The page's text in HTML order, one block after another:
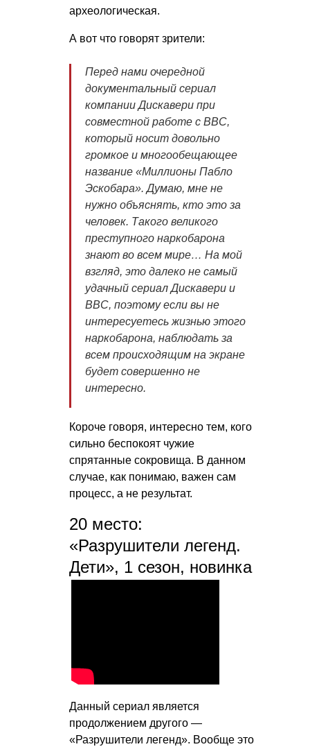
археологическая.
А вот что говорят зрители:
Перед нами очередной
документальный сериал
компании Дискавери при
совместной работе с ВВС,
который носит довольно
громкое и многообещающее
название «Миллионы Пабло
Эскобара». Думаю, мне не
нужно объяснять, кто это за
человек. Такого великого
преступного наркобарона
знают во всем мире… На мой
взгляд, это далеко не самый
удачный сериал Дискавери и
ВВС, поэтому если вы не
интересуетесь жизнью этого
наркобарона, наблюдать за
всем происходящим на экране
будет совершенно не
интересно.
Короче говоря, интересно тем, кого
сильно беспокоят чужие
спрятанные сокровища. В данном
случае, как понимаю, важен сам
процесс, а не результат.
20 место:
«Разрушители легенд.
Дети», 1 сезон, новинка
Данный сериал является
продолжением другого —
«Разрушители легенд». Вообще это